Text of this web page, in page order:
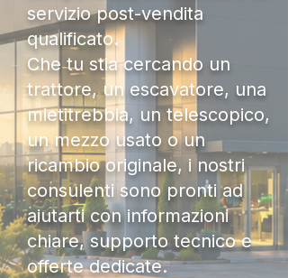
servizio post-vendita
qualificato.
Che tu stia cercando un
trattore, un escavatore, una
mietitrebbia, un telescopico,
un mezzo usato o un
ricambio originale, i nostri
consulenti sono pronti ad
aiutarti con informazioni
chiare, supporto tecnico e
offerte dedicate.